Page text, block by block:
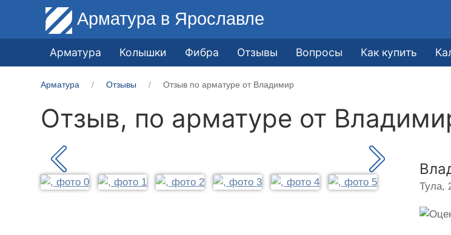
Арматура в Ярославле
Арматура Колышки Фибра Отзывы Вопросы Как купить
Арматура Отзывы Отзыв по арматуре от Владимир
Отзыв, по арматуре от
Тула,